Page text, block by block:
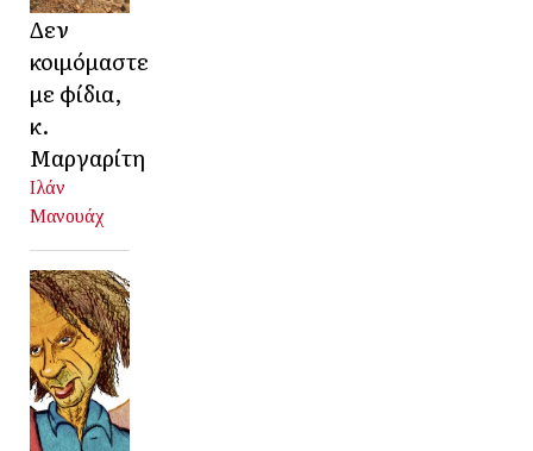
Δεν
κοιμόμαστε
με φίδια,
κ.
Μαργαρίτη
Ιλάν
Μανουάχ